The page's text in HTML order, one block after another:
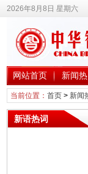
2026年8月8日 星期六
网站首页 新闻
当前位置： 首页> 新闻
新语热词